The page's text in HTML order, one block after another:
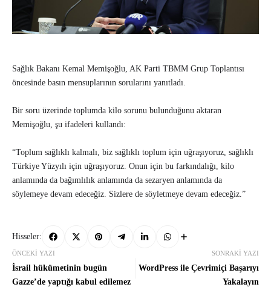
Sağlık Bakanı Kemal Memişoğlu, AK Parti TBMM Grup Toplantısı
öncesinde basın mensuplarının sorularını yanıtladı.
Bir soru üzerinde toplumda kilo sorunu bulunduğunu aktaran
Memişoğlu, şu ifadeleri kullandı:
“Toplum sağlıklı kalmalı, biz sağlıklı toplum için uğraşıyoruz, sağlıklı
Türkiye Yüzyılı için uğraşıyoruz. Onun için bu farkındalığı, kilo
anlamında da bağımlılık anlamında da sezaryen anlamında da
söylemeye devam edeceğiz. Sizlere de söyletmeye devam edeceğiz.”
Hisseler:
ÖNCEKI YAZI
İsrail hükümetinin bugün
Gazze’de yaptığı kabul edilemez
SONRAKI YAZI
WordPress ile Çevrimiçi Başarıyı
Yakalayın